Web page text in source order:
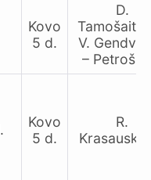
Kovo
5 d.
D.
V.
–
Kovo
5 d.
R.